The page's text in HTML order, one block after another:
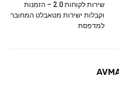
שירות לקוחות 2.0 – הזמנות
וקבלות ישירות מטאבלט המחובר
למדפסת